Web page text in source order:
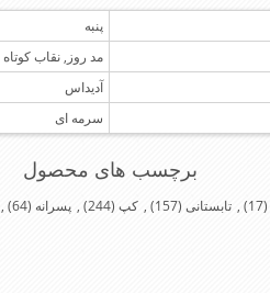
پنبه
مد روز, نقاب کوتاه
آدیداس
سرمه ای
برچسب های محصول
(17)
, تابستانی (157)
, کپ (244)
, پسرانه (64)
,